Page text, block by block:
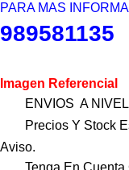
PARA MAS
989581135
Imagen Referencial
ENVIOS A
Precios Y Stock
Aviso.
Tenga En Cuenta